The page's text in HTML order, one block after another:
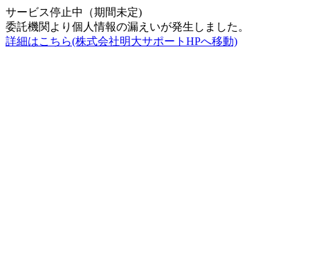
サービス停止中（期間未定)
委託機関より個人情報の漏えいが発生しました。
詳細はこちら(株式会社明大サポートHPへ移動)